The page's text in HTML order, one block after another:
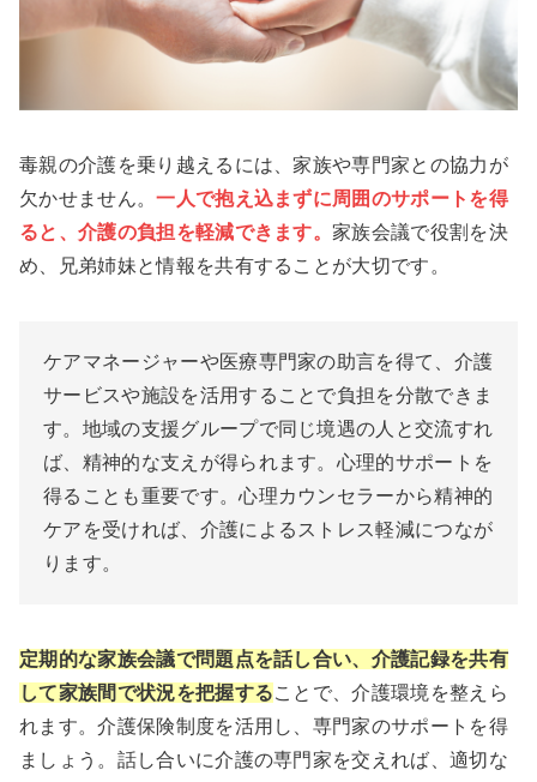
毒親の介護を乗り越えるには、家族や専門家との協力が
欠かせません。一人で抱え込まずに周囲のサポートを得
ると、介護の負担を軽減できます。家族会議で役割を決
め、兄弟姉妹と情報を共有することが大切です。
ケアマネージャーや医療専門家の助言を得て、介護
サービスや施設を活用することで負担を分散できま
す。地域の支援グループで同じ境遇の人と交流すれ
ば、精神的な支えが得られます。心理的サポートを
得ることも重要です。心理カウンセラーから精神的
ケアを受ければ、介護によるストレス軽減につなが
ります。
定期的な家族会議で問題点を話し合い、介護記録を共有
して家族間で状況を把握することで、介護環境を整えら
れます。介護保険制度を活用し、専門家のサポートを得
ましょう。話し合いに介護の専門家を交えれば、適切な